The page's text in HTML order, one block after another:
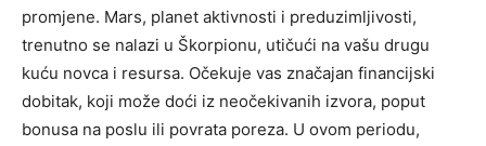
promjene. Mars, planet aktivnosti i preduzimljivosti,
trenutno se nalazi u Škorpionu, utičući na vašu drugu
kuću novca i resursa. Očekuje vas značajan financijski
dobitak, koji može doći iz neočekivanih izvora, poput
bonusa na poslu ili povrata poreza. U ovom periodu,